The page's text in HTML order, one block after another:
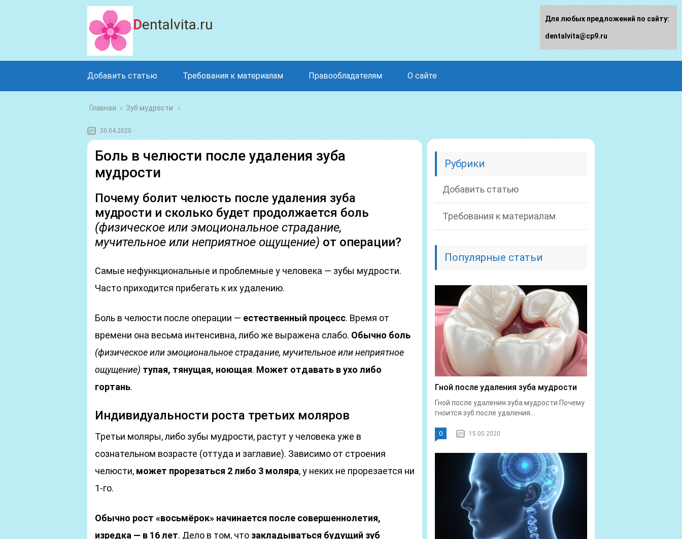
Dentalvita.ru
Добавить статью Требования к материалам Правообладателям О сайте
Главная › Зуб мудрости
20.04.2020
Боль в челюсти после удаления зуба
мудрости
Почему болит челюсть после удаления зуба
мудрости и сколько будет продолжается боль
(физическое или эмоциональное страдание,
мучительное или неприятное ощущение) от операции?
Самые нефункциональные и проблемные у человека — зубы мудрости.
Часто приходится прибегать к их удалению.
Боль в челюсти после операции — естественный процесс. Время от
времени она весьма интенсивна, либо же выражена слабо. Обычно боль
(физическое или эмоциональное страдание, мучительное или неприятное
ощущение) тупая, тянущая, ноющая. Может отдавать в ухо либо
гортань.
Индивидуальности роста третьих моляров
Третьи моляры, либо зубы мудрости, растут у человека уже в
сознательном возрасте (оттуда и заглавие). Зависимо от строения
челюсти, может прорезаться 2 либо 3 моляра, у неких не прорезается ни
1-го.
Обычно рост «восьмёрок» начинается после совершеннолетия,
изредка — в 16 лет. Дело в том, что закладываться будущий зуб
Рубрики
Добавить статью
Требования к материалам
Популярные статьи
Гной после удаления зуба мудрости
Гной после удаления зуба мудрости Почему
гноится зуб после удаления...
0 15.05.2020
Для любых предложений по сайту:
dentalvita@cp9.ru